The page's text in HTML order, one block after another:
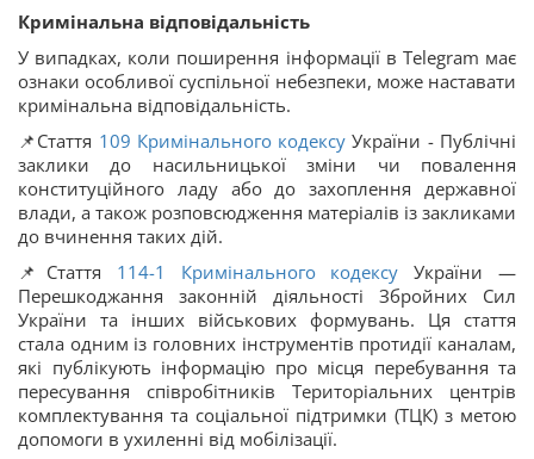
Кримінальна відповідальність
У випадках, коли поширення інформації в Telegram має
ознаки особливої суспільної небезпеки, може наставати
кримінальна відповідальність.
📌Стаття 109 Кримінального кодексу України - Публічні
заклики до насильницької зміни чи повалення
конституційного ладу або до захоплення державної
влади, а також розповсюдження матеріалів із закликами
до вчинення таких дій.
📌Стаття 114-1 Кримінального кодексу України —
Перешкоджання законній діяльності Збройних Сил
України та інших військових формувань. Ця стаття
стала одним із головних інструментів протидії каналам,
які публікують інформацію про місця перебування та
пересування співробітників Територіальних центрів
комплектування та соціальної підтримки (ТЦК) з метою
допомоги в ухиленні від мобілізації.